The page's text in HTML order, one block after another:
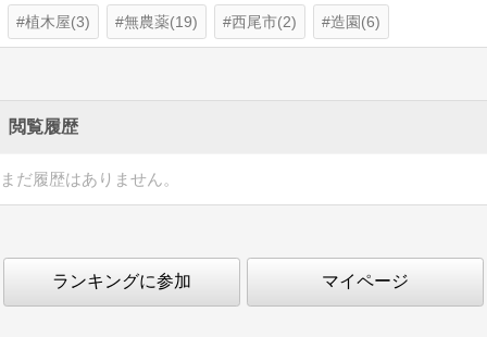
植木屋(3) 無農薬(19) 西尾市(2) 造園(6)
閲覧履歴
まだ履歴はありません。
ランキングに参加 マイページ